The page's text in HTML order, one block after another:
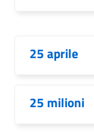
25 aprile
25 milioni